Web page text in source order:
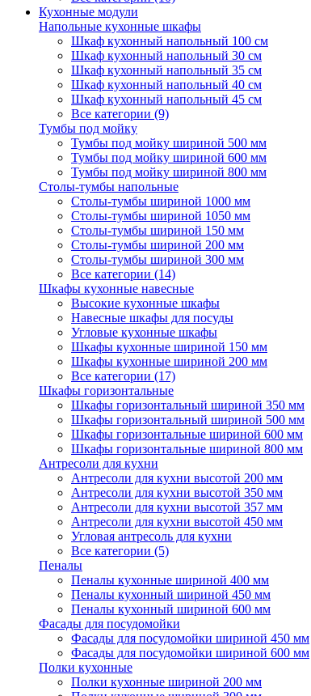
Кухонные модули
Напольные кухонные шкафы
Шкаф кухонный напольный 100 см
Шкаф кухонный напольный 30 см
Шкаф кухонный напольный 35 см
Шкаф кухонный напольный 40 см
Шкаф кухонный напольный 45 см
Все категории (9)
Тумбы под мойку
Тумбы под мойку шириной 500 мм
Тумбы под мойку шириной 600 мм
Тумбы под мойку шириной 800 мм
Столы-тумбы напольные
Столы-тумбы шириной 1000 мм
Столы-тумбы шириной 1050 мм
Столы-тумбы шириной 150 мм
Столы-тумбы шириной 200 мм
Столы-тумбы шириной 300 мм
Все категории (14)
Шкафы кухонные навесные
Высокие кухонные шкафы
Навесные шкафы для посуды
Угловые кухонные шкафы
Шкафы кухонные шириной 150 мм
Шкафы кухонные шириной 200 мм
Все категории (17)
Шкафы горизонтальные
Шкафы горизонтальный шириной 350 мм
Шкафы горизонтальный шириной 500 мм
Шкафы горизонтальные шириной 600 мм
Шкафы горизонтальные шириной 800 мм
Антресоли для кухни
Антресоли для кухни высотой 200 мм
Антресоли для кухни высотой 350 мм
Антресоли для кухни высотой 357 мм
Антресоли для кухни высотой 450 мм
Угловая антресоль для кухни
Все категории (5)
Пеналы
Пеналы кухонные шириной 400 мм
Пеналы кухонный шириной 450 мм
Пеналы кухонный шириной 600 мм
Фасады для посудомойки
Фасады для посудомойки шириной 450 мм
Фасады для посудомойки шириной 600 мм
Полки кухонные
Полки кухонные шириной 200 мм